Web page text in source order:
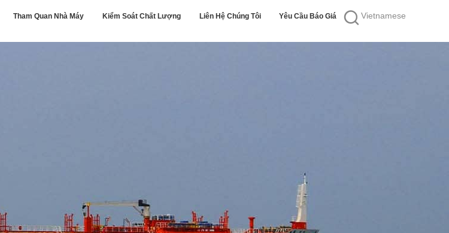
Vietnamese
Tham Quan Nhà Máy Kiểm Soát Chất Lượng Liên Hệ Chúng Tôi Yêu Cầu Báo Giá